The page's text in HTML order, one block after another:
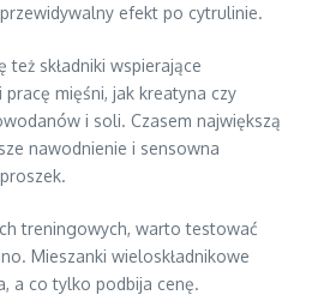
efekt po cytrulinie.
też składniki wspierające
mięśni, jak kreatyna czy
i soli. Czasem największą
nawodnienie i sensowna
treningowych, warto testować
Mieszanki wieloskładnikowe
a co tylko podbija cenę.